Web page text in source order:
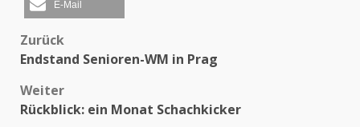
E-Mail
Beitragsnavigation
Zurück
Endstand Senioren-WM in Prag
Weiter
Rückblick: ein Monat Schachkicker